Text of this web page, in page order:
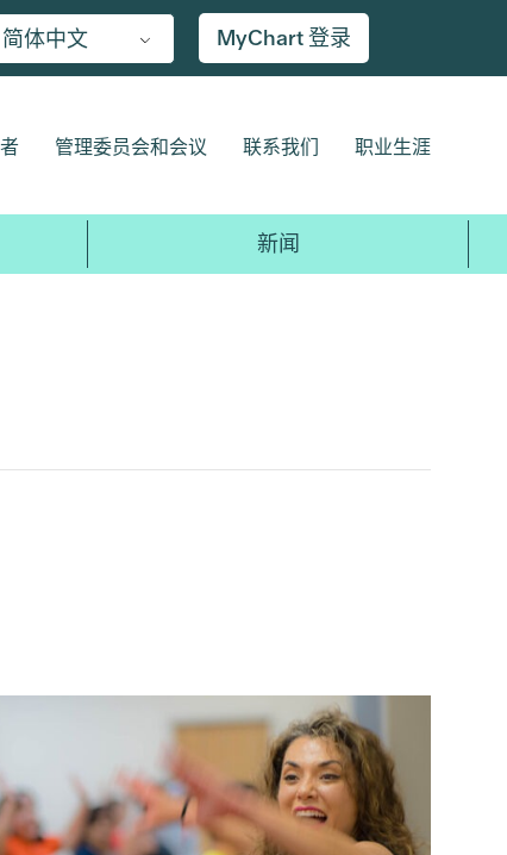
简体中文 MyChart 登录
管理委员会和会议 联系我们 职业生涯
新闻